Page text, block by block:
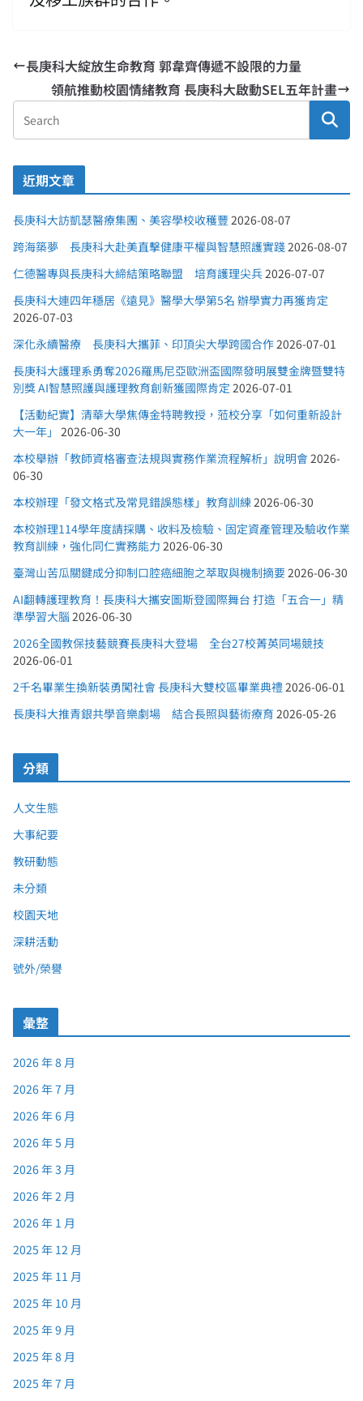
長庚科大綻放生命教育 郭韋齊傳遞不設限的力量
領航推動校園情緒教育 長庚科大啟動SEL五年計畫
近期文章
長庚科大訪凱瑟醫療集團、美容學校收穫豐 2026-08-07
跨海築夢 長庚科大赴美直擊健康平權與智慧照護實踐2026-08-07
仁德醫專與長庚科大締結策略聯盟 培育護理尖兵2026-07-07
長庚科大連四年穩居《遠見》醫學大學第5名 辦學實力再獲肯定
2026-07-03
深化永續醫療 長庚科大攜菲、印頂尖大學跨國合作2026-07-01
長庚科大護理系勇奪2026羅馬尼亞歐洲盃國際發明展雙金牌暨雙特
別獎 AI智慧照護與護理教育創新獲國際肯定 2026-07-01
【活動紀實】清華大學焦傳金特聘教授，蒞校分享「如何重新設計
大一年」 2026-06-30
本校舉辦「教師資格審查法規與實務作業流程解析」說明會2026-
06-30
本校辦理「發文格式及常見錯誤態樣」教育訓練2026-06-30
本校辦理114學年度請採購、收料及檢驗、固定資產管理及驗收作業
教育訓練，強化同仁實務能力 2026-06-30
臺灣山苦瓜關鍵成分抑制口腔癌細胞之萃取與機制摘要2026-06-30
AI翻轉護理教育！長庚科大攜安圖斯登國際舞台 打造「五合一」精
準學習大腦 2026-06-30
2026全國教保技藝競賽長庚科大登場 全台27校菁英同場競技
2026-06-01
2千名畢業生換新裝勇闖社會 長庚科大雙校區畢業典禮2026-06-01
長庚科大推青銀共學音樂劇場 結合長照與藝術療育 2026-05-26
分類
人文生態
大事紀要
教研動態
未分類
校園天地
深耕活動
號外/榮譽
彙整
2026 年 8 月
2026 年 7 月
2026 年 6 月
2026 年 5 月
2026 年 3 月
2026 年 2 月
2026 年 1 月
2025 年 12 月
2025 年 11 月
2025 年 10 月
2025 年 9 月
2025 年 8 月
2025 年 7 月